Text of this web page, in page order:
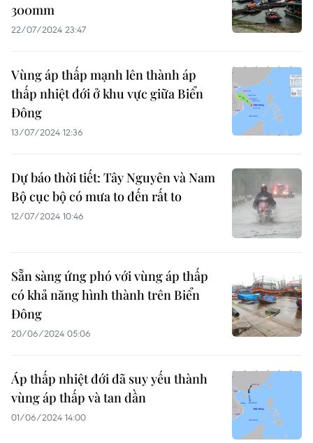
300mm
22/07/2024 23:47
Vùng áp thấp mạnh lên thành áp
thấp nhiệt đới ở khu vực giữa Biển
Đông
13/07/2024 12:36
Dự báo thời tiết: Tây Nguyên và Nam
Bộ cục bộ có mưa to đến rất to
12/07/2024 10:46
Sẵn sàng ứng phó với vùng áp thấp
có khả năng hình thành trên Biển
Đông
20/06/2024 05:06
Áp thấp nhiệt đới đã suy yếu thành
vùng áp thấp và tan dần
01/06/2024 14:00